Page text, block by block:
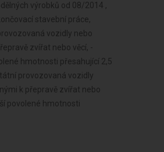
výrobků od 08/2014 ,
stavební práce,
vozidly nebo
zvířat nebo věcí, -
hmotnosti přesahující 2,5
provozovaná vozidly
k přepravě zvířat nebo
povolené hmotnosti